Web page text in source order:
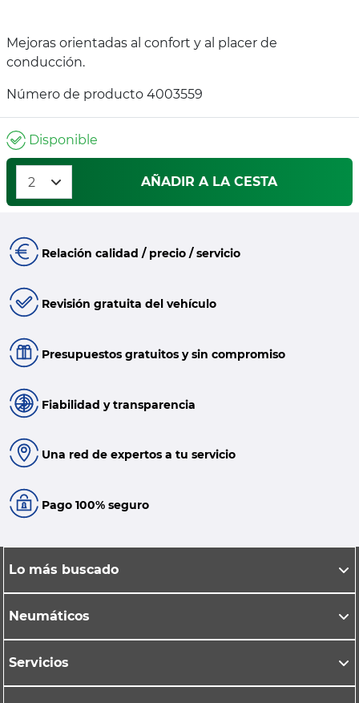
Mejoras orientadas al confort y al placer de
conducción.
Número de producto 4003559
Disponible
AÑADIR A LA CESTA
Relación calidad / precio / servicio
Revisión gratuita del vehículo
Presupuestos gratuitos y sin compromiso
Fiabilidad y transparencia
Una red de expertos a tu servicio
Pago 100% seguro
Lo más buscado
Neumáticos
Servicios